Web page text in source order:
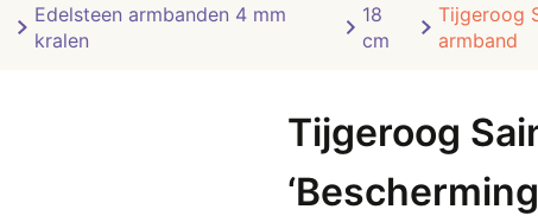
Edelsteen armbanden 4 mm
kralen
18
cm
Tijgeroog
armband
Tijgeroog